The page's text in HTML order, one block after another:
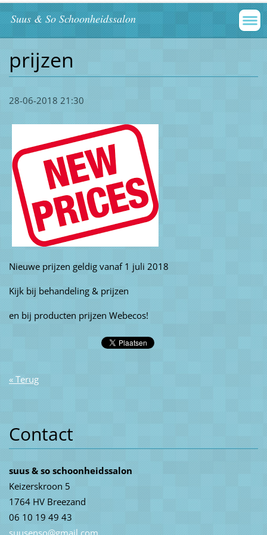
Suus & So Schoonheidssalon
prijzen
28-06-2018 21:30
Nieuwe prijzen geldig vanaf 1 juli 2018
Kijk bij behandeling & prijzen
en bij producten prijzen Webecos!
« Terug
Contact
suus & so schoonheidssalon
Keizerskroon 5
1764 HV Breezand
06 10 19 49 43
suusenso@gmail.com